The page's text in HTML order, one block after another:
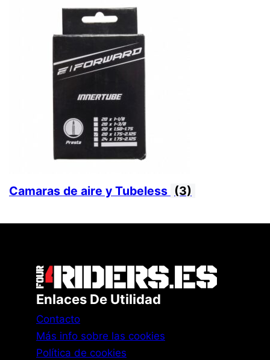
Camaras de aire y Tubeless (3)
Enlaces De Utilidad
Contacto
Más info sobre las cookies
Política de cookies